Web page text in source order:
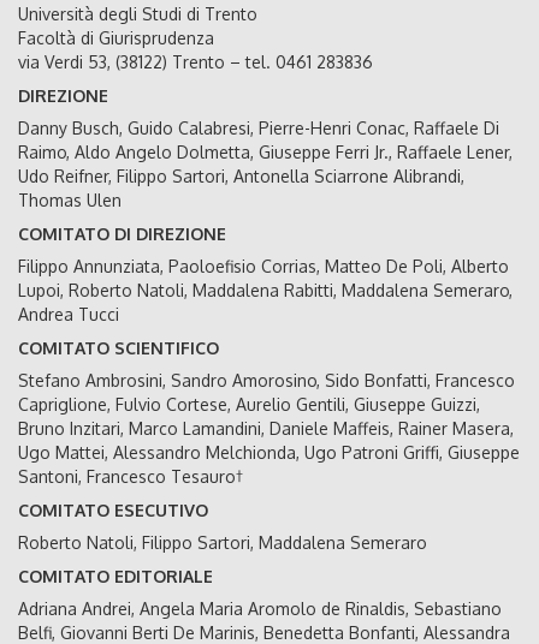
Università degli Studi di Trento
Facoltà di Giurisprudenza
via Verdi 53, (38122) Trento – tel. 0461 283836
DIREZIONE
Danny Busch, Guido Calabresi, Pierre-Henri Conac, Raffaele Di
Raimo, Aldo Angelo Dolmetta, Giuseppe Ferri Jr., Raffaele Lener,
Udo Reifner, Filippo Sartori, Antonella Sciarrone Alibrandi,
Thomas Ulen
COMITATO DI DIREZIONE
Filippo Annunziata, Paoloefisio Corrias, Matteo De Poli, Alberto
Lupoi, Roberto Natoli, Maddalena Rabitti, Maddalena Semeraro,
Andrea Tucci
COMITATO SCIENTIFICO
Stefano Ambrosini, Sandro Amorosino, Sido Bonfatti, Francesco
Capriglione, Fulvio Cortese, Aurelio Gentili, Giuseppe Guizzi,
Bruno Inzitari, Marco Lamandini, Daniele Maffeis, Rainer Masera,
Ugo Mattei, Alessandro Melchionda, Ugo Patroni Griffi, Giuseppe
Santoni, Francesco Tesauro†
COMITATO ESECUTIVO
Roberto Natoli, Filippo Sartori, Maddalena Semeraro
COMITATO EDITORIALE
Adriana Andrei, Angela Maria Aromolo de Rinaldis, Sebastiano
Belfi, Giovanni Berti De Marinis, Benedetta Bonfanti, Alessandra